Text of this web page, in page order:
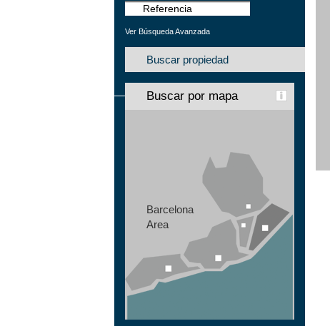
Ver Búsqueda Avanzada
Buscar propiedad
Buscar por mapa
Barcelona
Area